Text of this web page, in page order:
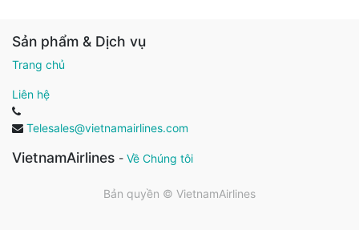
Sản phẩm & Dịch vụ
Trang chủ
Liên hệ
Telesales@vietnamairlines.com
VietnamAirlines - Về Chúng tôi
Bản quyền © VietnamAirlines